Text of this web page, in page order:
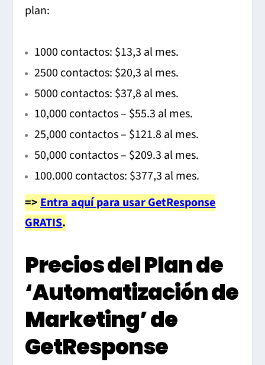
plan:
1000 contactos: $13,3 al mes.
2500 contactos: $20,3 al mes.
5000 contactos: $37,8 al mes.
10,000 contactos – $55.3 al mes.
25,000 contactos – $121.8 al mes.
50,000 contactos – $209.3 al mes.
100.000 contactos: $377,3 al mes.
=>Entra aquí para usar GetResponse
GRATIS.
Precios del Plan de
‘Automatización de
Marketing’ de
GetResponse